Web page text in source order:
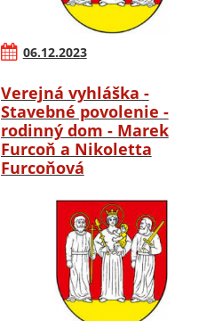
06.12.2023
Verejná vyhláška -
Stavebné povolenie -
rodinný dom - Marek
Furcoň a Nikoletta
Furcoňová